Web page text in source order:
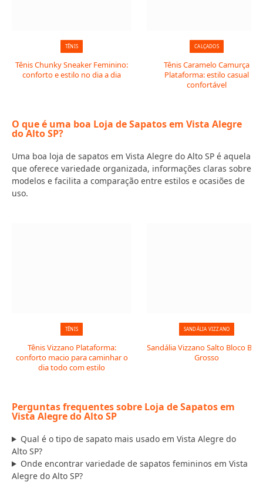
TÊNIS
Tênis Chunky Sneaker Feminino:
conforto e estilo no dia a dia
CALÇADOS
Tênis Caramelo Camurça
Plataforma: estilo casual
confortável
O que é uma boa Loja de Sapatos em Vista Alegre
do Alto SP?
Uma boa loja de sapatos em Vista Alegre do Alto SP é aquela
que oferece variedade organizada, informações claras sobre
modelos e facilita a comparação entre estilos e ocasiões de
uso.
TÊNIS
Tênis Vizzano Plataforma:
conforto macio para caminhar o
dia todo com estilo
SANDÁLIA VIZZANO
Sandália Vizzano Salto Bloco
Grosso
Perguntas frequentes sobre Loja de Sapatos em
Vista Alegre do Alto SP
Qual é o tipo de sapato mais usado em Vista Alegre do
Alto SP?
Onde encontrar variedade de sapatos femininos em Vista
Alegre do Alto SP?